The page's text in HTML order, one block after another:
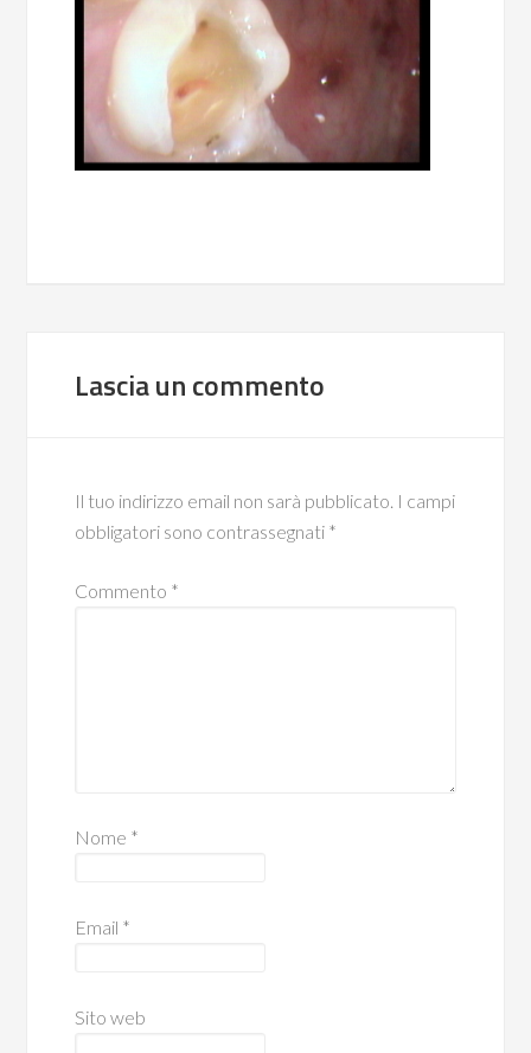
Lascia un commento
Il tuo indirizzo email non sarà pubblicato. I campi
obbligatori sono contrassegnati *
Commento *
Nome *
Email *
Sito web